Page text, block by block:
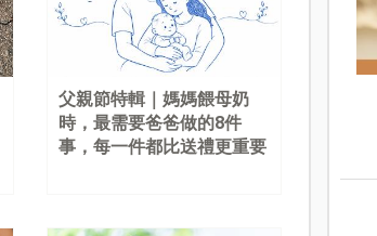
父親節特輯｜媽媽餵母奶
時，最需要爸爸做的8件
事，每一件都比送禮更重要